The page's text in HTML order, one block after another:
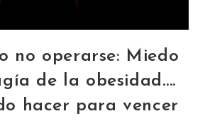
no operarse: Miedo
de la obesidad….
hacer para vencer